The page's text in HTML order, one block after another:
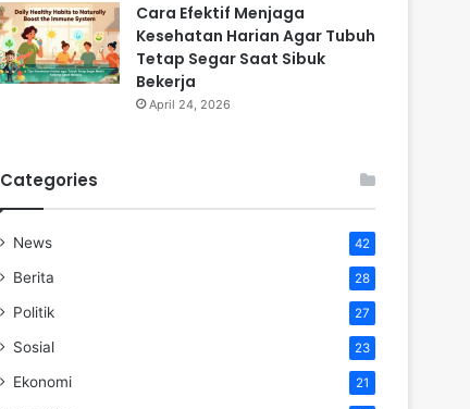
Cara Efektif Menjaga
Kesehatan Harian Agar Tubuh
Tetap Segar Saat Sibuk
Bekerja
April 24, 2026
Categories
News 42
Berita 28
Politik 27
Sosial 23
Ekonomi 21